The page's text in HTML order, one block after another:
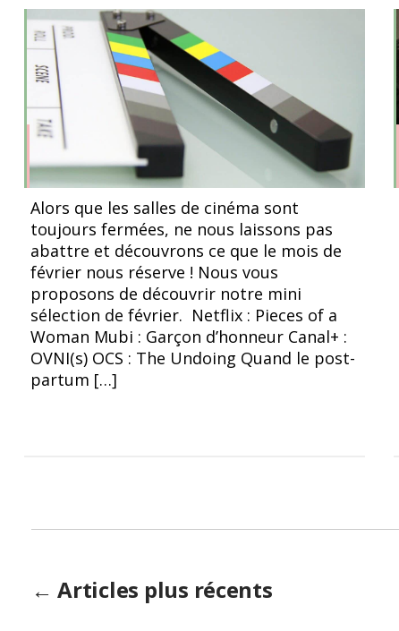
de
l’article
de
Alors que les salles de cinéma sont
toujours fermées, ne nous laissons pas
abattre et découvrons ce que le mois de
février nous réserve ! Nous vous
proposons de découvrir notre mini
sélection de février. Netflix : Pieces of a
Woman Mubi : Garçon d’honneur Canal+ :
OVNI(s) OCS : The Undoing Quand le post-
partum […]
Pagination
des
← Articles plus récents